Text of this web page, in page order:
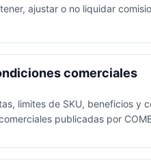
ajustar o no liquidar
comerciales
limites de SKU, beneficios
publicadas por